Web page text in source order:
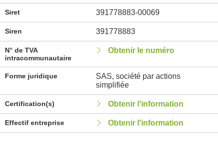
Siret 391778883-00069
Siren 391778883
N° de TVA
intracommunautaire
Obtenir le numéro
Forme juridique
SAS, société par actions
simplifiée
Certification(s) Obtenir l'information
Effectif entreprise Obtenir l'information